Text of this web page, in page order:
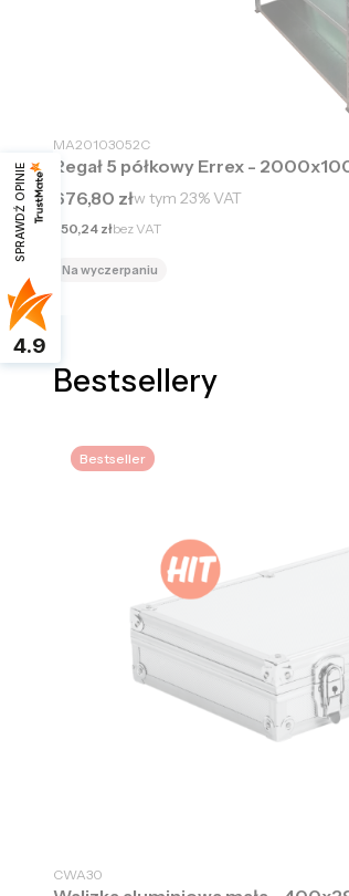
MA20103052C
Regał 5 półkowy Errex -
Cena brutto
676,80 złw tym 23%VAT
Cena netto
550,24 złbez VAT
Na wyczerpaniu
Bestsellery
Bestseller
CWA30
SPRAWDŹ OPINIE
4.9